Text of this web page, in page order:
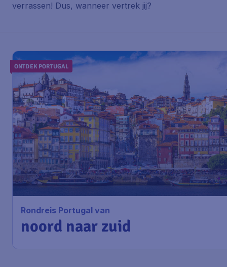
verrassen! Dus, wanneer vertrek jij?
ONTDEK PORTUGAL
Rondreis Portugal van
noord naar zuid